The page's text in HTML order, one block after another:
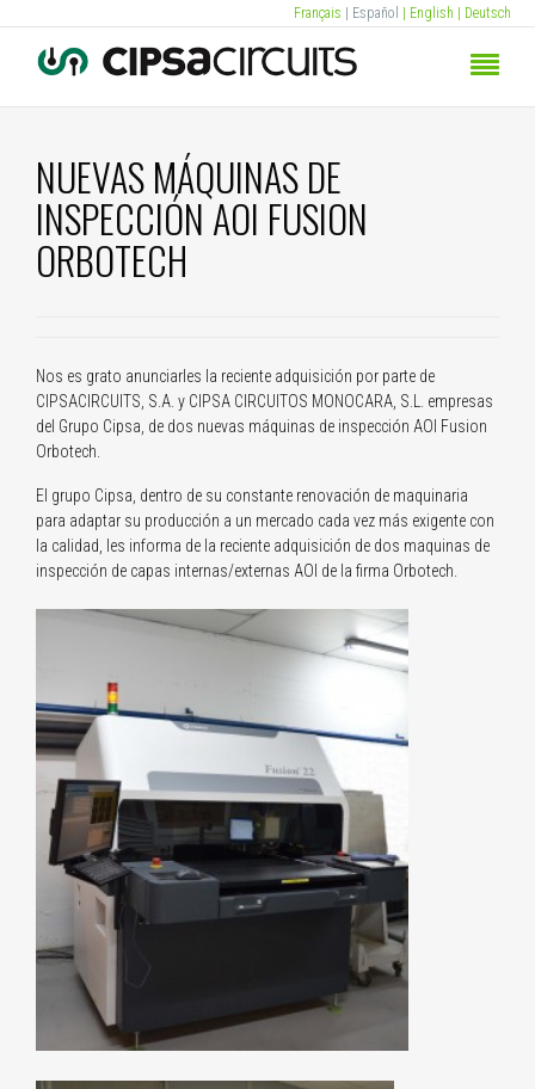
Français | Español | English | Deutsch
NUEVAS MÁQUINAS DE
INSPECCIÓN AOI FUSION
ORBOTECH
Nos es grato anunciarles la reciente adquisición por parte de
CIPSACIRCUITS, S.A. y CIPSA CIRCUITOS MONOCARA, S.L. empresas
del Grupo Cipsa, de dos nuevas máquinas de inspección AOI Fusion
Orbotech.
El grupo Cipsa, dentro de su constante renovación de maquinaria
para adaptar su producción a un mercado cada vez más exigente con
la calidad, les informa de la reciente adquisición de dos maquinas de
inspección de capas internas/externas AOI de la firma Orbotech.